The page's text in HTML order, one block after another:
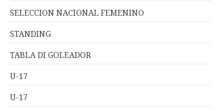
SELECCION NACIONAL FEMENINO
STANDING
TABLA DI GOLEADOR
U-17
U-17